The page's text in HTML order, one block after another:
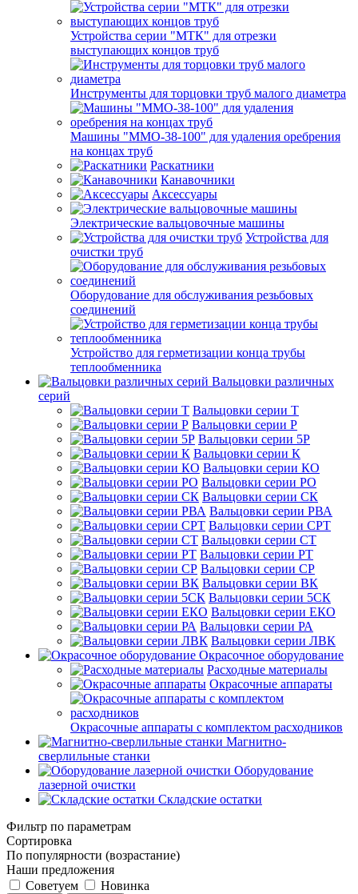
Устройства серии "МТК" для отрезки
выступающих концов труб
Инструменты для торцовки труб малого диаметра
Машины "ММО-38-100" для удаления оребрения
на концах труб
Раскатники
Канавочники
Аксессуары
Электрические вальцовочные машины
Устройства для
очистки труб
Оборудование для обслуживания резьбовых
соединений
Устройство для герметизации конца трубы
теплообменника
Вальцовки различных
серий
Вальцовки серии Т
Вальцовки серии Р
Вальцовки серии 5Р
Вальцовки серии К
Вальцовки серии КО
Вальцовки серии РО
Вальцовки серии СК
Вальцовки серии РВА
Вальцовки серии СРТ
Вальцовки серии СТ
Вальцовки серии РТ
Вальцовки серии СР
Вальцовки серии ВК
Вальцовки серии 5СК
Вальцовки серии ЕКО
Вальцовки серии РА
Вальцовки серии ЛВК
Окрасочное оборудование
Расходные материалы
Окрасочные аппараты
Окрасочные аппараты с комплектом расходников
Магнитно-
сверлильные станки
Оборудование
лазерной очистки
Складские остатки
Фильтр по параметрам
Сортировка
По популярности (возрастание)
Наши предложения
Советуем
Новинка